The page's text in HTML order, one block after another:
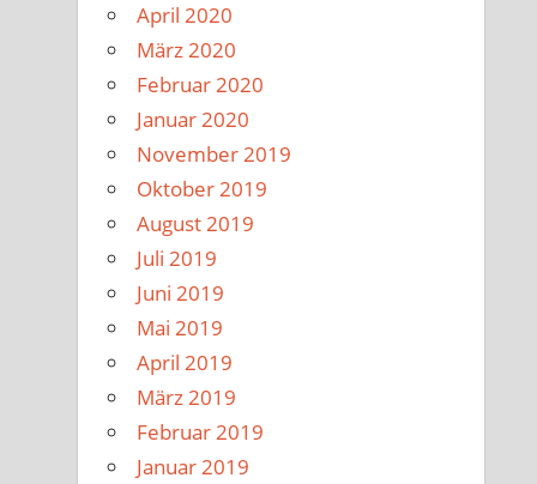
April 2020
März 2020
Februar 2020
Januar 2020
November 2019
Oktober 2019
August 2019
Juli 2019
Juni 2019
Mai 2019
April 2019
März 2019
Februar 2019
Januar 2019